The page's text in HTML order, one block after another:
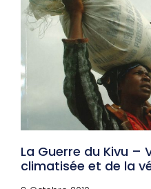
La Guerre du Kivu –
climatisée et de la